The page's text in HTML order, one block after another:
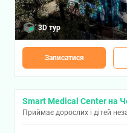
3D тур
Записатися
Smart Medical Center на
Приймає дорослих і дітей